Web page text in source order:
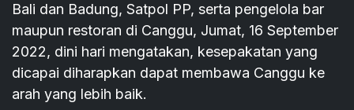
Bali dan Badung, Satpol PP, serta pengelola bar
maupun restoran di Canggu, Jumat, 16 September
2022, dini hari mengatakan, kesepakatan yang
dicapai diharapkan dapat membawa Canggu ke
arah yang lebih baik.